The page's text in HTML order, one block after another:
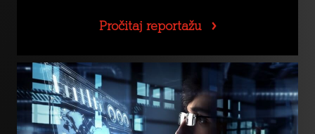
Pročitaj reportažu